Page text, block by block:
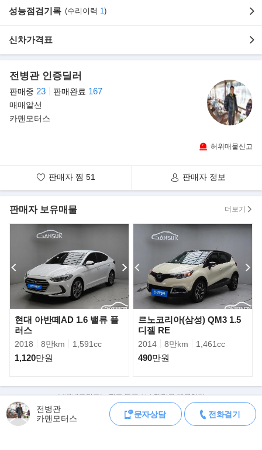
-
》무사고,,중고차매매상사의 중고차 성능점검을 마친 합법적인 차
량입니다.
》성능기록부상 하부 누유 없이 진단 나온 관리 잘된 차량입니다.
》전차주가 소중히 관리한 차량입니다.상태 좋은 차량 선별하여 올
립니다.차량상태 특AA급 입니다.
》 영업이력렌트이력 없는 순수 자가용 입니다.차량상태 최고 !! 전
▶ 구입 방법
》금요일 오후부터 월요일 오전 까지는 보배드림 직원들 없어서 허
성능기록부 없거나 가격이 동급매물보다 싸거나 하는 매물은 허의,
미끼 매물일 가능성이 높으니 주의 하세요,
》차량 탁송 거래도 오랜 기간동안 하고 있습니다. 요즘엔 편하게
탁송거래들 많이 하시네요,
》탁송거래시 동영상으로 차량정보 세세히 확인해 드리고 있습니
다.
》동영상으로 차량정보 확인후 마음에 드시면 바로 탁송으로 차량
받아 보실수 있습니다.
》캐피탈 할부,리스를 같이 하고 있으며 차량대차와 당일 차량출고
가능 합니다.
성능점검기록 (수리이력 1)
신차가격표
전병관 인증딜러
판매중 23 판매완료 167
매매알선
카맨모터스
허위매물신고
판매자 찜 51 판매자 정보
판매자 보유매물 더보기
현대 아반떼AD 1.6 밸류 플
러스
2018 8만km 1,591cc
1,120만원
르노코리아(삼성) QM3 1.5
디젤 RE
2014 8만km 1,461cc
490만원
전병관
카맨모터스
문자상담 전화걸기
보배네트워크는 광고 등록 시스템만을 제공하며
판매자가 직접 등록한 내용에 대한 모든 책임은 판매자에게 있습니다.
차량 구매 시 차량등록증, 성능점검기록부, 실제 차량 상태,